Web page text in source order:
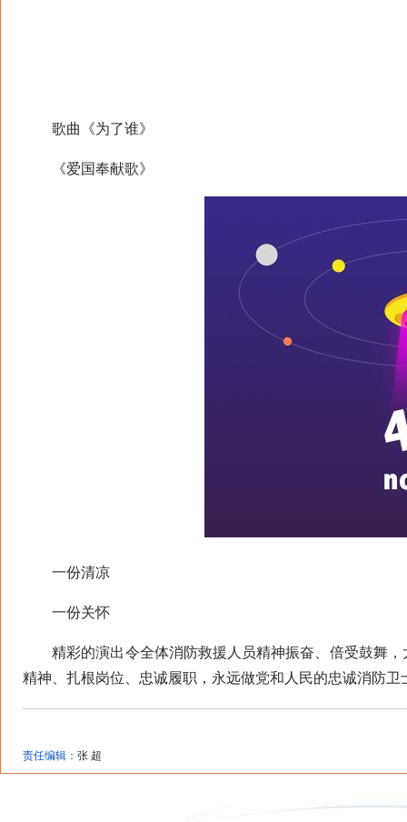
歌曲《为了谁》
《爱国奉献歌》
一份清凉
一份关怀
精彩的演出令全体消防救援人员精神振奋、倍受鼓舞，
精神、扎根岗位、忠诚履职，永远做党和人民的忠诚消防卫
责任编辑： 张 超